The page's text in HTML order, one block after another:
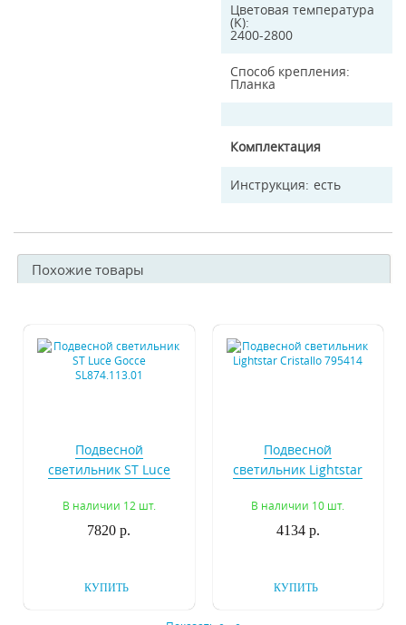
Цветовая температура
(K)
2400-2800
Способ крепления
Планка
Комплектация
Инструкция есть
Похожие товары
Подвесной
светильник ST Luce
В наличии 12 шт.
7820 р.
КУПИТЬ
Подвесной
светильник Lightstar
В наличии 10 шт.
4134 р.
КУПИТЬ